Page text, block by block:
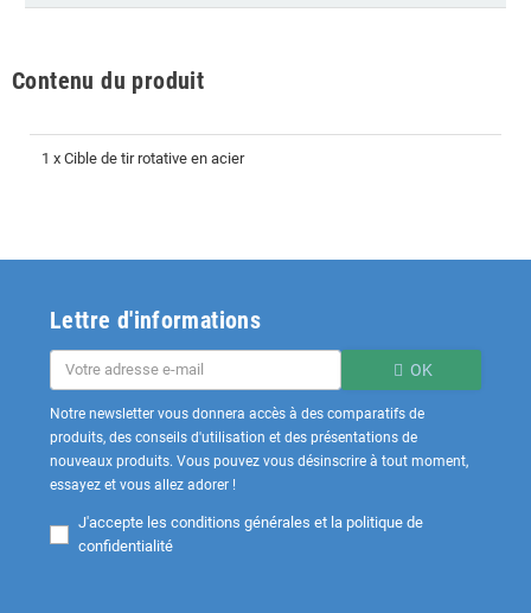
Contenu du produit
1 x Cible de tir rotative en acier
Lettre d'informations
OK
Notre newsletter vous donnera accès à des comparatifs de
produits, des conseils d'utilisation et des présentations de
nouveaux produits. Vous pouvez vous désinscrire à tout moment,
essayez et vous allez adorer !
J'accepte les conditions générales et la politique de
confidentialité